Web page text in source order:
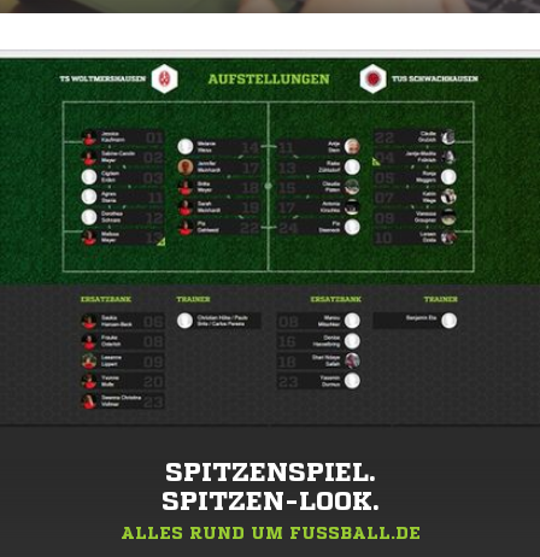
SPITZENSPIEL.
SPITZEN-LOOK.
ALLES RUND UM FUSSBALL.DE